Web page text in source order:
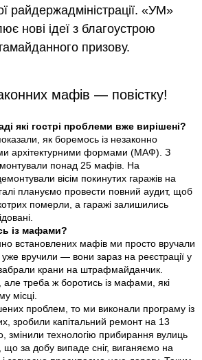
райдержадміністрації. «УМ»
нові ідеї з благоустрою
призову.
мафів — повістку!
які гострі проблеми вже вирішені?
як боремось із незаконно
архітектурними формами (МАФ). З
понад 25 мафів. На
вiсiм покинутих гаражів на
плануємо провести повний аудит, щоб
померли, а гаражі залишились
із мафами?
встановлених мафів ми просто вручали
уже вручили — вони зараз на реєстрації у
крани на штрафмайданчик.
але треба ж боротись із мафами, які
місці.
проблем, то ми виконали програму із
зробили капітальний ремонт на 13
змінили технологію прибирання вулиць
що за добу випаде сніг, виганяємо на